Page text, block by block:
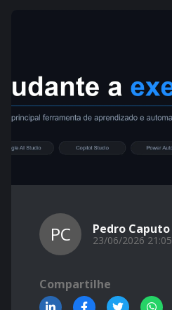
PC Pedro Caputo
23/06/2026 21:05
Compartilhe